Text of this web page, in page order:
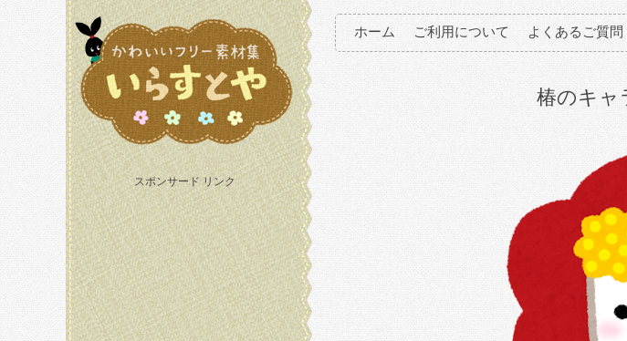
スポンサード リンク
ホーム ご利用について よくあるご質問
椿のキャ